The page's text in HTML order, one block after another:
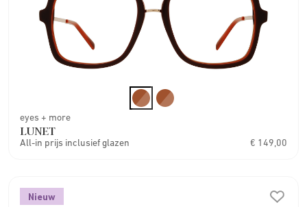
eyes + more
LUNET
All-in prijs inclusief glazen € 149,00
Nieuw